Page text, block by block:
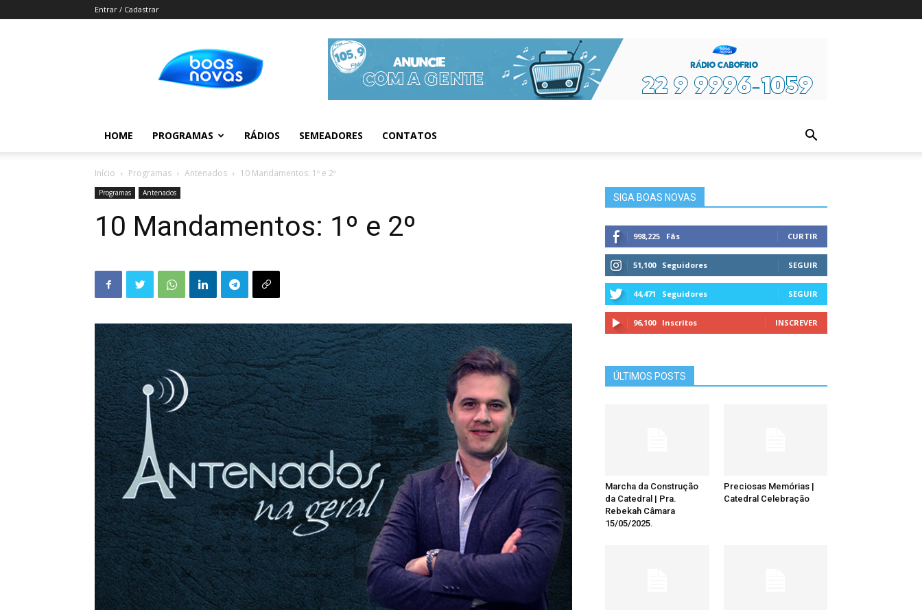
Entrar / Cadastrar
Novas
Informações da Figura
HOME PROGRAMAS RÁDIOS SEMEADORES CONTATOS
Início Programas Antenados 10 Mandamentos: 1º e 2º
Programas Antenados
10 Mandamentos: 1º e 2º
SIGA BOAS NOVAS
998,225 Fãs CURTIR
51,100 Seguidores SEGUIR
44,471 Seguidores SEGUIR
96,100 Inscritos INSCREVER
ÚLTIMOS POSTS
Marcha da Construção
da Catedral | Pra.
Rebekah Câmara
15/05/2025.
Preciosas Memórias |
Catedral Celebração